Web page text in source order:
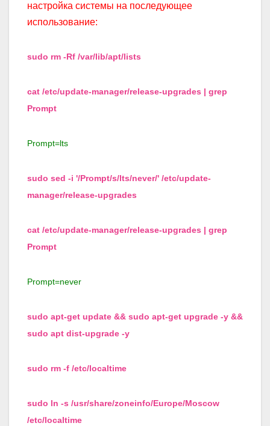
настройка системы на последующее
использование:
sudo rm -Rf /var/lib/apt/lists
cat /etc/update-manager/release-upgrades | grep
Prompt
Prompt=lts
sudo sed -i '/Prompt/s/lts/never/' /etc/update-
manager/release-upgrades
cat /etc/update-manager/release-upgrades | grep
Prompt
Prompt=never
sudo apt-get update && sudo apt-get upgrade -y &&
sudo apt dist-upgrade -y
sudo rm -f /etc/localtime
sudo ln -s /usr/share/zoneinfo/Europe/Moscow
/etc/localtime